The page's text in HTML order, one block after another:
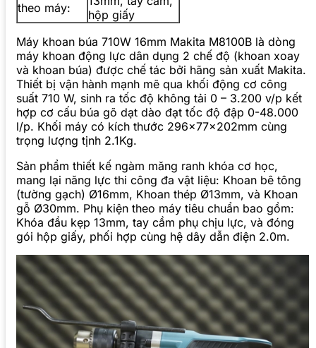
theo máy:
hộp giấy
Máy khoan búa 710W 16mm Makita M8100B là dòng
máy khoan động lực dân dụng 2 chế độ (khoan xoay
và khoan búa) được chế tác bởi hãng sản xuất Makita.
Thiết bị vận hành mạnh mẽ qua khối động cơ công
suất 710 W, sinh ra tốc độ không tải 0 – 3.200 v/p kết
hợp cơ cấu búa gõ dạt dào đạt tốc độ đập 0-48.000
l/p. Khối máy có kích thước 296x77x202mm cùng
trọng lượng tịnh 2.1Kg.
Sản phẩm thiết kế ngàm măng ranh khóa cơ học,
mang lại năng lực thi công đa vật liệu: Khoan bê tông
(tường gạch) Ø16mm, Khoan thép Ø13mm, và Khoan
gỗ Ø30mm. Phụ kiện theo máy tiêu chuẩn bao gồm:
Khóa đầu kẹp 13mm, tay cầm phụ chịu lực, và đóng
gói hộp giấy, phối hợp cùng hệ dây dẫn điện 2.0m.